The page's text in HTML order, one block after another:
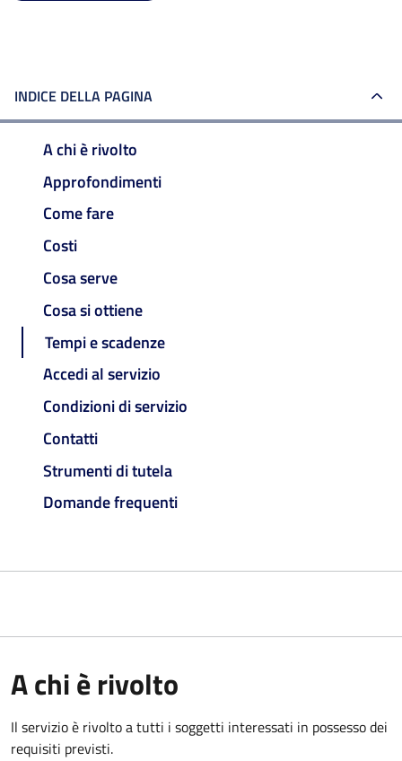
INDICE DELLA PAGINA
A chi è rivolto
Approfondimenti
Come fare
Costi
Cosa serve
Cosa si ottiene
Tempi e scadenze
Accedi al servizio
Condizioni di servizio
Contatti
Strumenti di tutela
Domande frequenti
A chi è rivolto
Il servizio è rivolto a tutti i soggetti interessati in possesso dei
requisiti previsti.